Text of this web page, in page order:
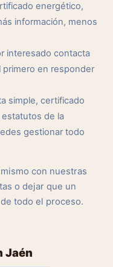
energético,
información, menos
interesado contacta
primero en responder
simple, certificado
de la
gestionar todo
con nuestras
o dejar que un
todo el proceso.
Jaén